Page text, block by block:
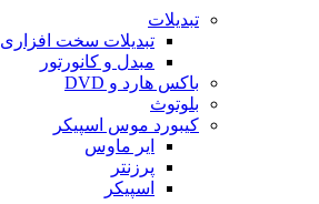
تبدیلات
تبدیلات سخت افزاری
مبدل و کانورتور
باکس هارد و DVD
بلوتوث
کیبورد موس اسپیکر
ایر ماوس
پرزنتر
اسپیکر